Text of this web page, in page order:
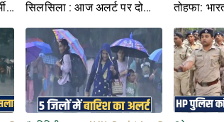
हक
सिलसिला : आज अलर्ट पर दो
जिले, जानें मौसम अपडेट
तोहफा:
180 किमी